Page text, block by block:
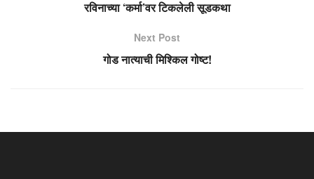
रविनाच्या ‘कर्मा’वर टिकलेली सूडकथा
Next Post
गोड नात्याची मिश्किल गोष्ट!